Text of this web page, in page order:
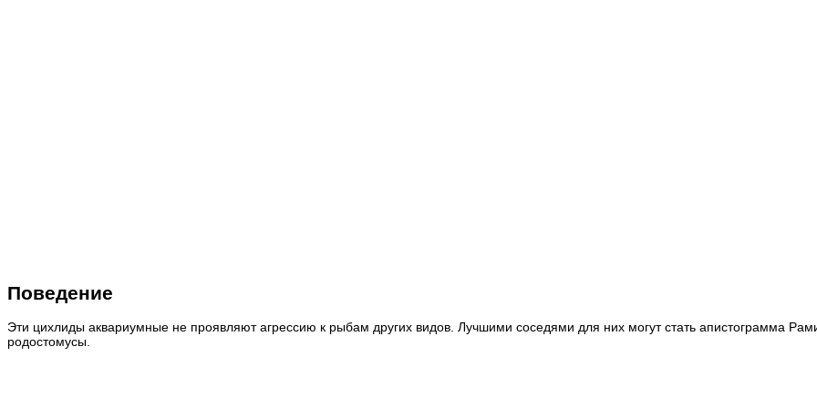
Поведение
Эти цихлиды аквариумные не проявляют агрессию к рыбам других видов. Лучшими соседями для них могут стать апистограмма
родостомусы.